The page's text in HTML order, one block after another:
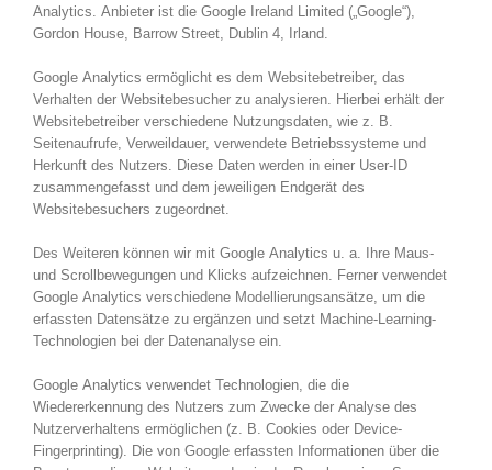
Analytics. Anbieter ist die Google Ireland Limited („Google“),
Gordon House, Barrow Street, Dublin 4, Irland.
Google Analytics ermöglicht es dem Websitebetreiber, das
Verhalten der Websitebesucher zu analysieren. Hierbei erhält der
Websitebetreiber verschiedene Nutzungsdaten, wie z. B.
Seitenaufrufe, Verweildauer, verwendete Betriebssysteme und
Herkunft des Nutzers. Diese Daten werden in einer User-ID
zusammengefasst und dem jeweiligen Endgerät des
Websitebesuchers zugeordnet.
Des Weiteren können wir mit Google Analytics u. a. Ihre Maus-
und Scrollbewegungen und Klicks aufzeichnen. Ferner verwendet
Google Analytics verschiedene Modellierungsansätze, um die
erfassten Datensätze zu ergänzen und setzt Machine-Learning-
Technologien bei der Datenanalyse ein.
Google Analytics verwendet Technologien, die die
Wiedererkennung des Nutzers zum Zwecke der Analyse des
Nutzerverhaltens ermöglichen (z. B. Cookies oder Device-
Fingerprinting). Die von Google erfassten Informationen über die